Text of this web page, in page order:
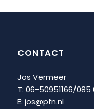
CONTACT
Jos Vermeer
T: 06-50951166/085
E: jos@pfn.nl